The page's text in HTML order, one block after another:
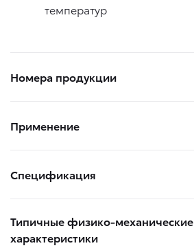
температур
Номера продукции
Применение
Спецификация
Типичные физико-механические
характеристики